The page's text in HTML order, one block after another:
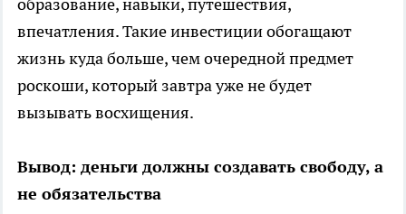
образование, навыки, путешествия,
впечатления. Такие инвестиции обогащают
жизнь куда больше, чем очередной предмет
роскоши, который завтра уже не будет
вызывать восхищения.
Вывод: деньги должны создавать свободу, а
не обязательства